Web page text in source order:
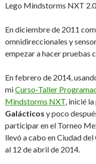
Lego Mindstorms NXT
En diciembre de 2011
omnidireccionales y
empezar a hacer
En febrero de 2014,
miCurso-Taller
Mindstorms NXT, inicié
Galácticos y poco
participar en el Torneo
llevó a cabo en Ciudad
al 12 de abril de 2014.